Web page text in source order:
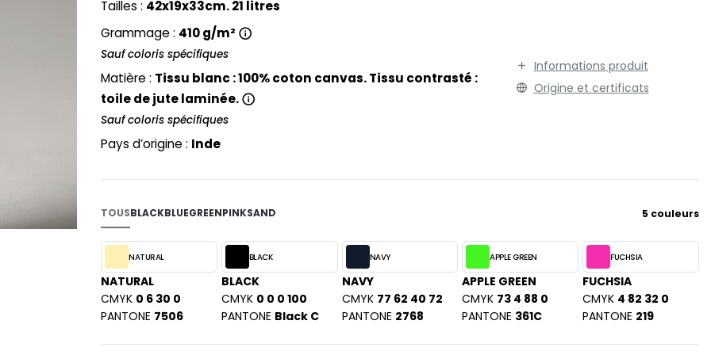
PYJAMA
RECYCLÉ
SAC SHOPPING
SCHOOLWEAR
- BLANKS
NEW MORNING STUDIOS
P
PAREDES SEGURIDAD
PARKS
PEN DUICK
PROMODORO
Q
QUADRA
RESULT
RICA LEWIS
RUSSELL ATHLETIC®
RUSSELL ATHLETIC® COLLECTION
THE ONE TOWELLING
V
W
WESTFORD MILL
Y
YOKO
Tailles : 42x19x33cm. 21 litres
Grammage : 410 g/m²
Sauf coloris spécifiques
Matière : Tissu blanc : 100% coton canvas. Tissu contrasté :
toile de jute laminée.
Sauf coloris spécifiques
Pays d’origine : Inde
Informations produit
Origine et certificats
TOUSBLACKBLUEGREENPINKSAND 5 couleurs
NATURAL
NATURAL
CMYK 0 6 30 0
PANTONE 7506
BLACK
BLACK
CMYK 0 0 0 100
PANTONE Black C
NAVY
NAVY
CMYK 77 62 40 72
PANTONE 2768
APPLE GREEN
APPLE GREEN
CMYK 73 4 88 0
PANTONE 361C
FUCHSIA
FUCHSIA
CMYK 4 82 32 0
PANTONE 219